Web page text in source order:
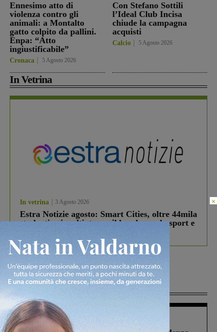
Ennesimo atto di
violenza contro gli
animali: a Montalto
gatto colpito da pallini.
Enpa: “Atto
ingiustificabile”
Cronaca 5 Agosto 2026
Con Stefano Sottili
l’Ideal Club Incisa
chiude la campagna
acquisti
Calcio 5 Agosto 2026
In Vetrina
In vetrina 3 Agosto 2026
Estra Notizie agosto: Smart Cities, oltre 44mila
studenti coinvolti, torna il bando per lo sport e
Più lette
Figline Incisa Valdarno 1 Agosto 2026
×